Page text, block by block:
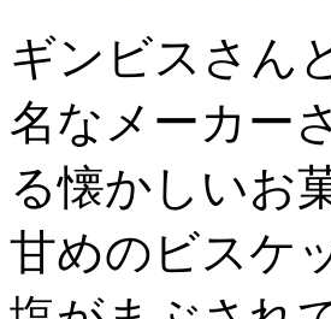
ギンビスさん
名なメーカー
る懐かしいお
甘めのビスケ